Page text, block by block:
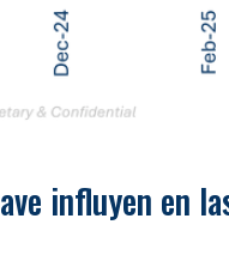
influyen en